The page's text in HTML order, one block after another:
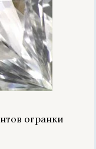
огранки